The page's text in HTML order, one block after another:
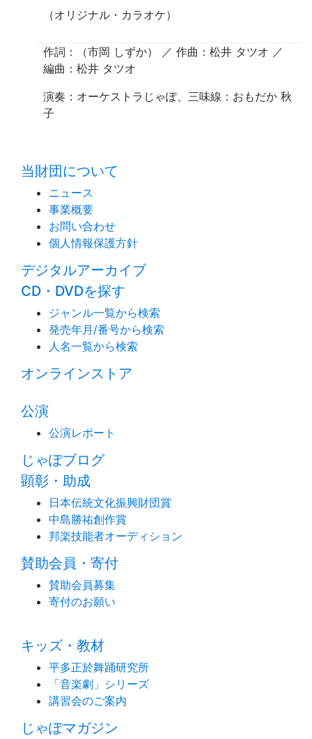
（オリジナル・カラオケ）
作詞：（市岡 しずか） ／ 作曲：松井 タツオ ／
編曲：松井 タツオ
演奏 ：オーケストラじゃぽ、 三味線 ：おもだか 秋
子
当財団について
ニュース
事業概要
お問い合わせ
個人情報保護方針
デジタルアーカイブ
CD・DVDを探す
ジャンル一覧から検索
発売年月/番号から検索
人名一覧から検索
オンラインストア
公演
公演レポート
じゃぽブログ
顕彰・助成
日本伝統文化振興財団賞
中島勝祐創作賞
邦楽技能者オーディション
賛助会員・寄付
賛助会員募集
寄付のお願い
キッズ・教材
平多正於舞踊研究所
「音楽劇」シリーズ
講習会のご案内
じゃぽマガジン